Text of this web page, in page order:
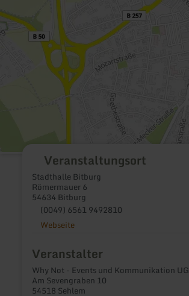
Veranstaltungsort
Stadthalle Bitburg
Römermauer 6
54634 Bitburg
(0049) 6561 9492810
Webseite
Veranstalter
Why Not - Events und Kommunikation UG
Am Sevengraben 10
54518 Sehlem